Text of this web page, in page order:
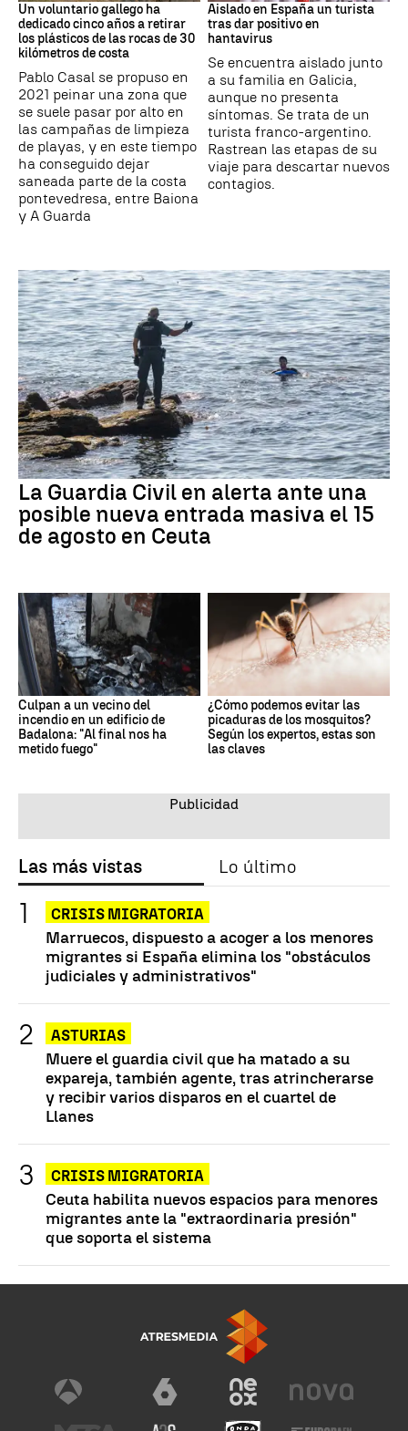
Un voluntario gallego ha
dedicado cinco años a retirar
los plásticos de las rocas de 30
kilómetros de costa
Pablo Casal se propuso en
2021 peinar una zona que
se suele pasar por alto en
las campañas de limpieza
de playas, y en este tiempo
ha conseguido dejar
saneada parte de la costa
pontevedresa, entre Baiona
y A Guarda
Aislado en España un turista
tras dar positivo en
hantavirus
Se encuentra aislado junto
a su familia en Galicia,
aunque no presenta
síntomas. Se trata de un
turista franco-argentino.
Rastrean las etapas de su
viaje para descartar nuevos
contagios.
La Guardia Civil en alerta ante una
posible nueva entrada masiva el 15
de agosto en Ceuta
Culpan a un vecino del
incendio en un edificio de
Badalona: "Al final nos ha
metido fuego"
¿Cómo podemos evitar las
picaduras de los mosquitos?
Según los expertos, estas son
las claves
Las más vistas Lo último
CRISIS MIGRATORIA
Marruecos, dispuesto a acoger a los menores
migrantes si España elimina los "obstáculos
judiciales y administrativos"
ASTURIAS
Muere el guardia civil que ha matado a su
expareja, también agente, tras atrincherarse
y recibir varios disparos en el cuartel de
Llanes
CRISIS MIGRATORIA
Ceuta habilita nuevos espacios para menores
migrantes ante la "extraordinaria presión"
que soporta el sistema